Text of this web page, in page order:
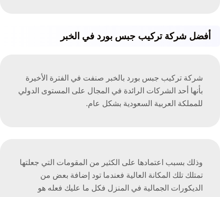
أفضل شركة تركيب جبس بورد في الخبر
شركة تركيب جبس بورد بالخبر صنفت في الفترة الأخيرة
بأنها أحد الشركات الرائدة في المجال على المستوى الدولي
للمملكة العربية السعودية بشكل عام.
وذلك بسبب اعتمادها على الكثير من المقومات التي جعلتها
تمتلك تلك المكانة العالية فعندما تود إضافة بعض من
الديكورات الجمالية في المنزل فكل ما عليك فعله هو